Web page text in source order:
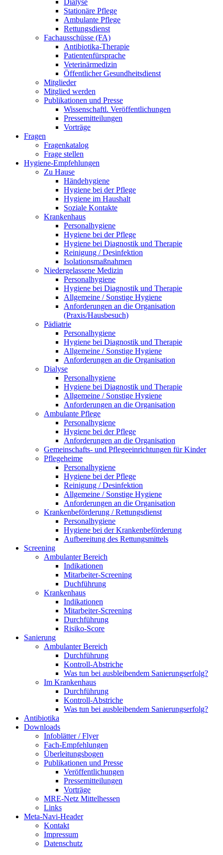
Stationäre Pflege
Ambulante Pflege
Rettungsdienst
Fachausschüsse (FA)
Antibiotika-Therapie
Patientenfürsprache
Veterinärmedizin
Öffentlicher Gesundheitsdienst
Mitglieder
Mitglied werden
Publikationen und Presse
Wissenschaftl. Veröffentlichungen
Pressemitteilungen
Vorträge
Fragen
Fragenkatalog
Frage stellen
Hygiene-Empfehlungen
Zu Hause
Händehygiene
Hygiene bei der Pflege
Hygiene im Haushalt
Soziale Kontakte
Krankenhaus
Personalhygiene
Hygiene bei der Pflege
Hygiene bei Diagnostik und Therapie
Reinigung / Desinfektion
Isolationsmaßnahmen
Niedergelassene Medizin
Personalhygiene
Hygiene bei Diagnostik und Therapie
Allgemeine / Sonstige Hygiene
Anforderungen an die Organisation
(Praxis/Hausbesuch)
Pädiatrie
Personalhygiene
Hygiene bei Diagnostik und Therapie
Allgemeine / Sonstige Hygiene
Anforderungen an die Organisation
Dialyse
Personalhygiene
Hygiene bei Diagnostik und Therapie
Allgemeine / Sonstige Hygiene
Anforderungen an die Organisation
Ambulante Pflege
Personalhygiene
Hygiene bei der Pflege
Anforderungen an die Organisation
Gemeinschafts- und Pflegeeinrichtungen für Kinder
Pflegeheime
Personalhygiene
Hygiene bei der Pflege
Reinigung / Desinfektion
Allgemeine / Sonstige Hygiene
Anforderungen an die Organisation
Krankenbeförderung / Rettungsdienst
Personalhygiene
Hygiene bei der Krankenbeförderung
Aufbereitung des Rettungsmittels
Screening
Ambulanter Bereich
Indikationen
Mitarbeiter-Screening
Duchführung
Krankenhaus
Indikationen
Mitarbeiter-Screening
Durchführung
Risiko-Score
Sanierung
Ambulanter Bereich
Durchführung
Kontroll-Abstriche
Was tun bei ausbleibendem Sanierungserfolg?
Im Krankenhaus
Durchführung
Kontroll-Abstriche
Was tun bei ausbleibendem Sanierungserfolg?
Antibiotika
Downloads
Infoblätter / Flyer
Fach-Empfehlungen
Überleitungsbogen
Publikationen und Presse
Veröffentlichungen
Pressemitteilungen
Vorträge
MRE-Netz Mittelhessen
Links
Meta-Navi-Header
Kontakt
Impressum
Datenschutz